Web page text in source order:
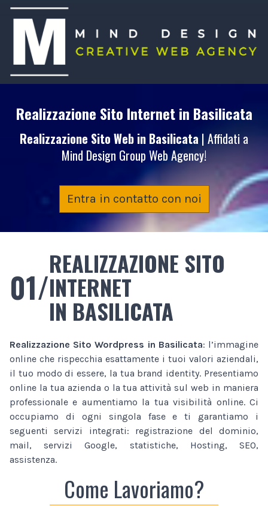
Realizzazione Sito Internet in Basilicata
Realizzazione Sito Web in Basilicata | Affidati a
Mind Design Group Web Agency!
Entra in contatto con noi
01/
REALIZZAZIONE SITO
INTERNET
IN BASILICATA
Realizzazione Sito Wordpress in Basilicata: l’immagine
online che rispecchia esattamente i tuoi valori aziendali,
il tuo modo di essere, la tua brand identity. Presentiamo
online la tua azienda o la tua attività sul web in maniera
professionale e aumentiamo la tua visibilità online. Ci
occupiamo di ogni singola fase e ti garantiamo i
seguenti servizi integrati: registrazione del dominio,
mail, servizi Google, statistiche, Hosting, SEO,
assistenza.
Come Lavoriamo?